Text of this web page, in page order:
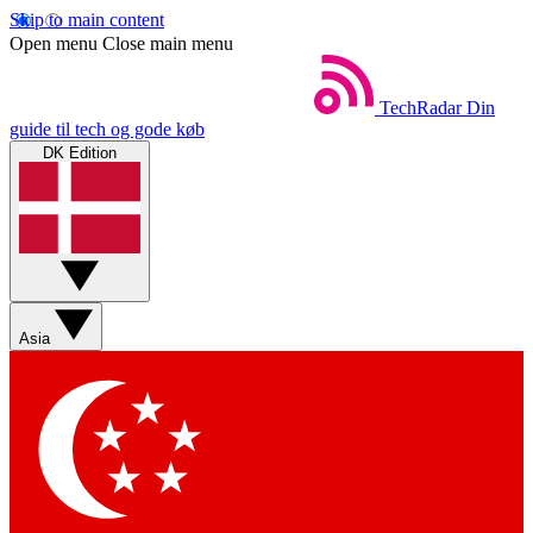
Skip to main content
Open menu Close main menu
TechRadar Din
guide til tech og gode køb
DK Edition
Asia